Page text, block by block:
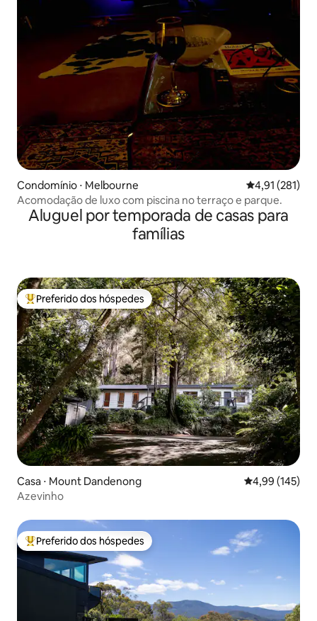
Condomínio ⋅ Melbourne 4,91 de uma
4,91 (281)
Acomodação de luxo com piscina no terraço e parque.
Aluguel por temporada de casas para
famílias
Entre os melhores preferidos dos hóspedes
Preferido dos hóspedes
Casa ⋅ Mount Dandenong 4,99 de uma
4,99 (145)
Azevinho
Entre os melhores preferidos dos hóspedes
Preferido dos hóspedes